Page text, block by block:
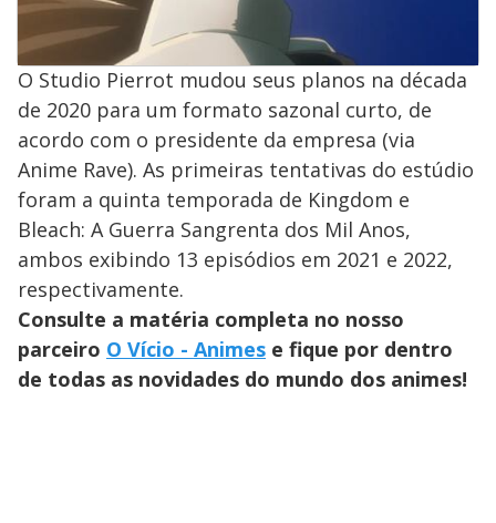
O Studio Pierrot mudou seus planos na década
de 2020 para um formato sazonal curto, de
acordo com o presidente da empresa (via
Anime Rave). As primeiras tentativas do estúdio
foram a quinta temporada de Kingdom e
Bleach: A Guerra Sangrenta dos Mil Anos,
ambos exibindo 13 episódios em 2021 e 2022,
respectivamente.
Consulte a matéria completa no nosso
parceiro O Vício - Animes e fique por dentro
de todas as novidades do mundo dos animes!